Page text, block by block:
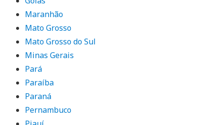
Maranhão
Mato Grosso
Mato Grosso do Sul
Minas Gerais
Pará
Paraíba
Paraná
Pernambuco